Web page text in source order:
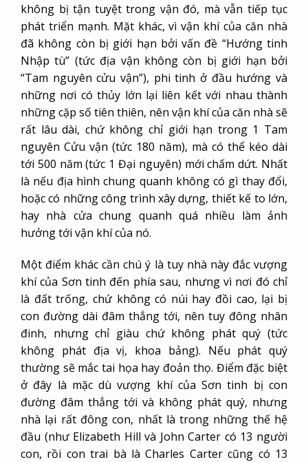
không bị tận tuyệt trong vận đó, mà vẫn tiếp tục
phát triển mạnh. Mặt khác, vì vận khí của căn nhà
đã không còn bị giới hạn bởi vấn đề “Hướng tinh
Nhập tù” (tức địa vận không còn bị giới hạn bởi
“Tam nguyên cửu vận”), phi tinh ở đầu hướng và
những nơi có thủy lớn lại liên kết với nhau thành
những cặp số tiên thiên, nên vận khí của căn nhà sẽ
rất lâu dài, chứ không chỉ giới hạn trong 1 Tam
nguyên Cửu vận (tức 180 năm), mà có thể kéo dài
tới 500 năm (tức 1 Đại nguyên) mới chấm dứt. Nhất
là nếu địa hình chung quanh không có gì thay đổi,
hoặc có những công trình xây dựng, thiết kế to lớn,
hay nhà cửa chung quanh quá nhiều làm ảnh
hưởng tới vận khí của nó.
Một điểm khác cần chú ý là tuy nhà này đắc vượng
khí của Sơn tinh đến phía sau, nhưng vì nơi đó chỉ
là đất trống, chứ không có núi hay đồi cao, lại bị
con đường dài đâm thẳng tới, nên tuy đông nhân
đinh, nhưng chỉ giàu chứ không phát quý (tức
không phát địa vị, khoa bảng). Nếu phát quý
thường sẽ mắc tai họa hay đoản thọ. Điểm đặc biệt
ở đây là mặc dù vượng khí của Sơn tinh bị con
đường đâm thẳng tới và không phát quý, nhưng
nhà lại rất đông con, nhất là trong những thế hệ
đầu (như Elizabeth Hill và John Carter có 13 người
con, rồi con trai bà là Charles Carter cũng có 13